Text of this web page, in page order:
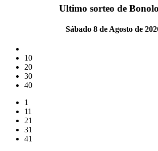
Ultimo sorteo de
Sábado 8 de Agosto de
10
20
30
40
1
11
21
31
41